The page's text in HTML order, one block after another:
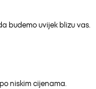
budemo uvijek blizu vas.
niskim cijenama.